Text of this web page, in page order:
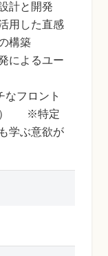
計と開発
用した直感
構築
によるユー
なフロント
） ※特定
学ぶ意欲が